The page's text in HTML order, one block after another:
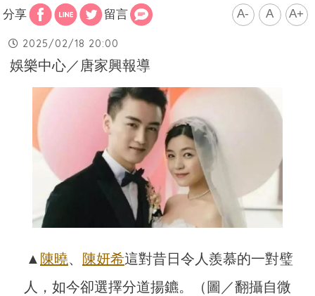
分享 留言 A- A A+
2025/02/18 20:00
娛樂中心／唐家興報導
▲ 陳曉、 陳妍希這對昔日令人羨慕的一對璧
人，如今卻選擇分道揚鑣。（圖／翻攝自微